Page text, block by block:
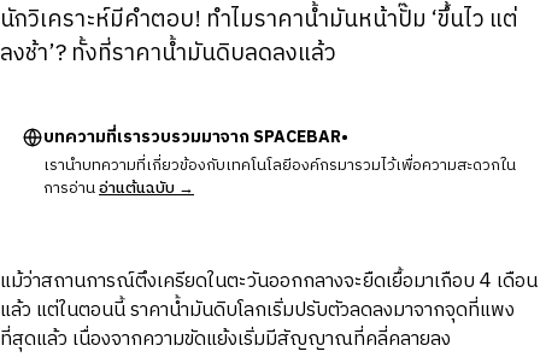
นักวิเคราะห์มีคำตอบ! ทำไมราคาน้ำมันหน้าปั๊ม ‘ขึ้นไว แต่
ลงช้า’? ทั้งที่ราคาน้ำมันดิบลดลงแล้ว
บทความที่เรารวบรวมมาจาก SPACEBAR•
เรานำบทความที่เกี่ยวข้องกับเทคโนโลยีองค์กรมารวมไว้เพื่อความสะดวกใน
การอ่านอ่านต้นฉบับ →
แม้ว่าสถานการณ์ตึงเครียดในตะวันออกกลางจะยืดเยื้อมาเกือบ 4 เดือน
แล้ว แต่ในตอนนี้ ราคาน้ำมันดิบโลกเริ่มปรับตัวลดลงมาจากจุดที่แพง
ที่สุดแล้ว เนื่องจากความขัดแย้งเริ่มมีสัญญาณที่คลี่คลายลง